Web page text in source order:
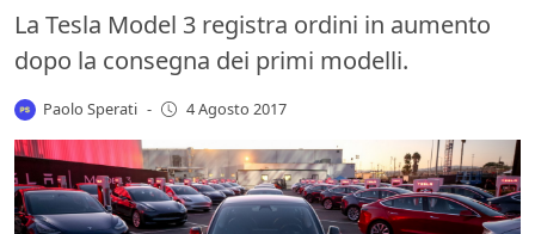
La Tesla Model 3 registra ordini in aumento
dopo la consegna dei primi modelli.
Paolo Sperati - 4 Agosto 2017